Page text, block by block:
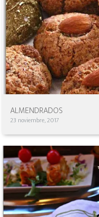
ALMENDRADOS
23 noviembre, 2017